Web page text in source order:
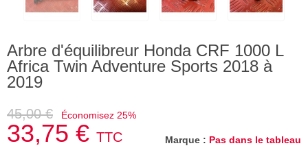
Arbre d'équilibreur Honda CRF 1000 L
Africa Twin Adventure Sports 2018 à
2019
Marque : Pas dans le tableau
45,00 € Économisez 25%
33,75 € TTC